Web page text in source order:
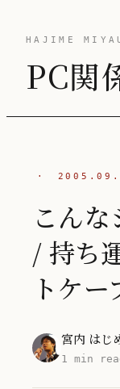
HAJIME
PC関
·
こん
/ 持ち
トケ
宮内 はじ
1 min